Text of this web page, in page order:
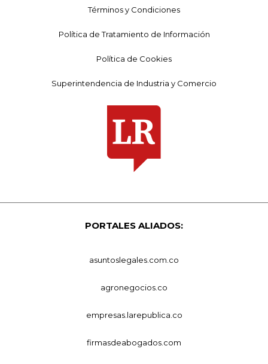
Términos y Condiciones
Política de Tratamiento de Información
Política de Cookies
Superintendencia de Industria y Comercio
PORTALES ALIADOS:
asuntoslegales.com.co
agronegocios.co
empresas.larepublica.co
firmasdeabogados.com